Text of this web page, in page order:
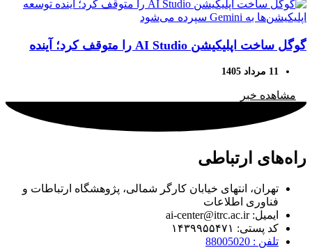
گوگل ساخت اپلیکیشن AI Studio را متوقف کرد؛ آینده
توسعه اپلیکیشن‌ها به Gemini سپرده می‌شود
11 مرداد 1405
مشاهده خبر
راه‌های ارتباطی
تهران، انتهای خیابان کارگر شمالی، پژوهشگاه ارتباطات و
فناوری اطلاعات
ایمیل: ai-center@itrc.ac.ir
کد پستی: ۱۴۳۹۹۵۵۴۷۱
تلفن : 88005020